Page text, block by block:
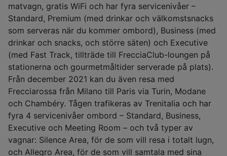
matvagn, gratis WiFi och har fyra servicenivåer –
Standard, Premium (med drinkar och välkomstsnacks
som serveras när du kommer ombord), Business (med
drinkar och snacks, och större säten) och Executive
(med Fast Track, tillträde till FrecciaClub-loungen på
stationerna och gourmetmåltider serverade på plats).
Från december 2021 kan du även resa med
Frecciarossa från Milano till Paris via Turin, Modane
och Chambéry. Tågen trafikeras av Trenitalia och har
fyra 4 servicenivåer ombord – Standard, Business,
Executive och Meeting Room – och två typer av
vagnar: Silence Area, för de som vill resa i totalt lugn,
och Allegro Area, för de som vill samtala med sina